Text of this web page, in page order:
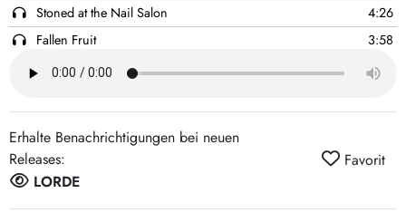
Stoned at the Nail Salon
4:26
Fallen Fruit
3:58
Secrets from a Girl (Who's Seen it All)
3:39
Big Star
Leader of a New Regime
Erhalte Benachrichtigungen bei neuen
Releases:
LORDE
Favorit